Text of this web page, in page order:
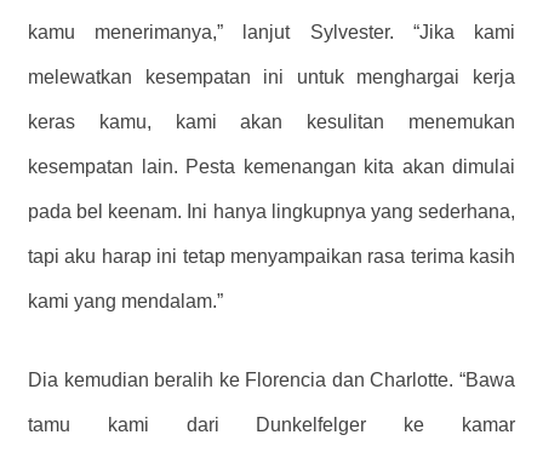
kamu menerimanya,” lanjut Sylvester. “Jika kami
melewatkan kesempatan ini untuk menghargai kerja
keras kamu, kami akan kesulitan menemukan
kesempatan lain. Pesta kemenangan kita akan dimulai
pada bel keenam. Ini hanya lingkupnya yang sederhana,
tapi aku harap ini tetap menyampaikan rasa terima kasih
kami yang mendalam.”
Dia kemudian beralih ke Florencia dan Charlotte. “Bawa
tamu kami dari Dunkelfelger ke kamar